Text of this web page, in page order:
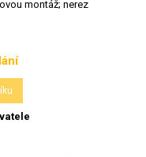
montáž; nerez